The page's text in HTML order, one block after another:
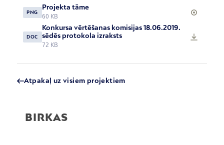
PNG
Projekta tāme
60 KB
DOC
Konkursa vērtēšanas komisijas 18.06.2019.
sēdēs protokola izraksts
72 KB
Atpakaļ uz visiem projektiem
BIRKAS